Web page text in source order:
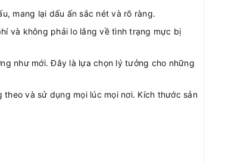
mang lại dấu ấn sắc nét và rõ ràng.
và không phải lo lắng về tình trạng mực bị
như mới. Đây là lựa chọn lý tưởng cho những
và sử dụng mọi lúc mọi nơi. Kích thước sản